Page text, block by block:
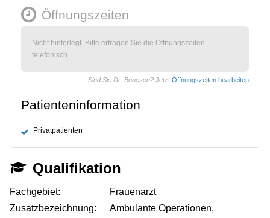
Öffnungszeiten
Nicht hinterlegt. Bitte erfragen Sie die Öffnungszeiten
telefonisch.
Sind Sie Dr. Bonescu? Jetzt Öffnungszeiten bearbeiten
Patienteninformation
Privatpatienten
Qualifikation
Fachgebiet:
Frauenarzt
Zusatzbezeichnung:
Ambulante Operationen,